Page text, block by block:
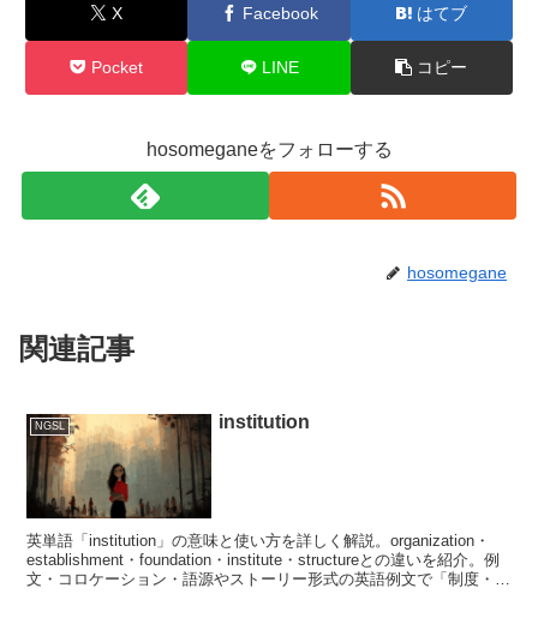
X Facebook はてブ
Pocket LINE コピー
hosomeganeをフォローする
hosomegane
関連記事
NGSL institution
英単語「institution」の意味と使い方を詳しく解説。organization・
establishment・foundation・institute・structureとの違いを紹介。例
文・コロケーション・語源やストーリー形式の英語例文で「制度・機